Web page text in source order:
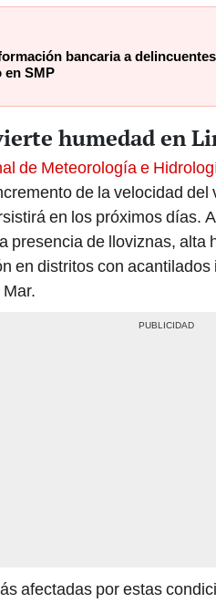
bancaria a
en SMP
humedad en
de Meteorología e
de la velocidad del
en los próximos días.
presencia de lloviznas, alta
en distritos con
afectadas por estas